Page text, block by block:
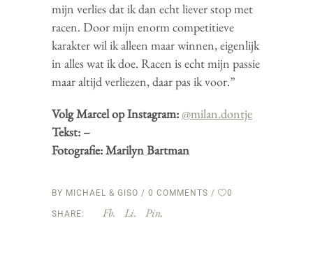
mijn verlies dat ik dan echt liever stop met
racen. Door mijn enorm competitieve
karakter wil ik alleen maar winnen, eigenlijk
in alles wat ik doe. Racen is echt mijn passie
maar altijd verliezen, daar pas ik voor.”
Volg Marcel op Instagram: @milan.dontje
Tekst: –
Fotografie: Marilyn Bartman
BY MICHAEL & GISO 0 COMMENTS 0
SHARE: Fb. Li. Pin.